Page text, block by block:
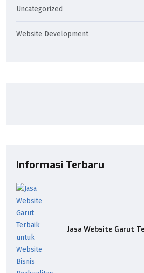
Uncategorized
Website Development
Informasi Terbaru
Jasa Website Garut